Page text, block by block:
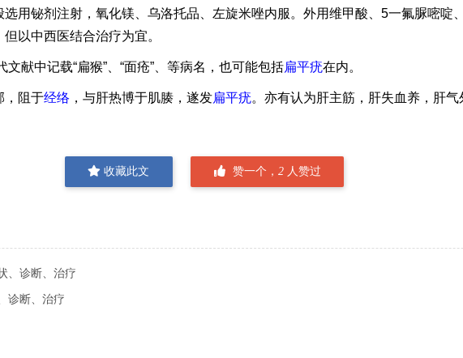
用铋剂注射，氧化镁、乌洛托品、左旋米唑内服。外用维甲酸、5一氟脲嘧啶
以中西医结合治疗为宜。
文献中记载“扁猴”、“面疮”、等病名，也可能包括扁平疣在内。
，阻于经络 ，与肝热博于肌腠，遂发扁平疣。亦有认为肝主筋，肝失血养，肝
收藏此文 赞一个， 2 人赞过
、诊断、治疗
诊断、治疗